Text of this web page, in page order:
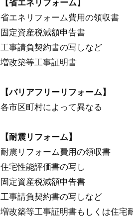
【省エネリフォーム】
省エネリフォーム費用の領収書
固定資産税減額申告書
工事請負契約書の写しなど
増改築等工事証明書
【バリアフリーリフォーム】
各市区町村によって異なる
【耐震リフォーム】
耐震リフォーム費用の領収書
住宅性能評価書の写し
固定資産税減額申告書
工事請負契約書の写しなど
増改築等工事証明書もしくは住宅